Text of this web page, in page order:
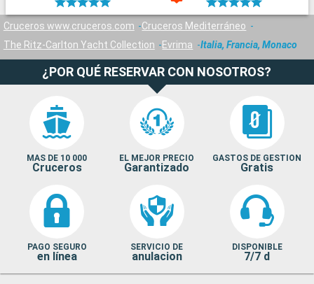
Cruceros www.cruceros.com
Cruceros Mediterráneo
The Ritz-Carlton Yacht Collection
Evrima Italia, Francia, Monaco
¿POR QUÉ RESERVAR CON NOSOTROS?
MAS DE 10 000
Cruceros
EL MEJOR PRECIO
Garantizado
GASTOS DE GESTION
Gratis
PAGO SEGURO
en línea
SERVICIO DE
anulacion
DISPONIBLE
7/7 d